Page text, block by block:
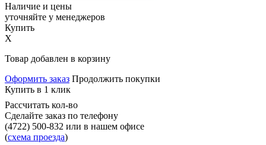
Наличие и цены
уточняйте у менеджеров
Купить
X
Товар добавлен в корзину
Оформить заказ Продолжить покупки
Купить в 1 клик
Рассчитать кол-во
Сделайте заказ по телефону
(4722) 500-832 или в нашем офисе
(схема проезда)